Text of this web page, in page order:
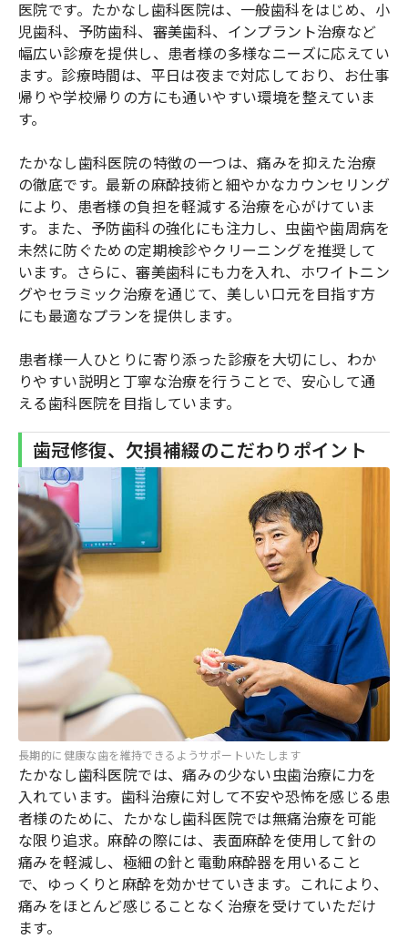
医院です。たかなし歯科医院は、一般歯科をはじめ、小
児歯科、予防歯科、審美歯科、インプラント治療など
幅広い診療を提供し、患者様の多様なニーズに応えてい
ます。診療時間は、平日は夜まで対応しており、お仕事
帰りや学校帰りの方にも通いやすい環境を整えていま
す。
たかなし歯科医院の特徴の一つは、痛みを抑えた治療
の徹底です。最新の麻酔技術と細やかなカウンセリング
により、患者様の負担を軽減する治療を心がけていま
す。また、予防歯科の強化にも注力し、虫歯や歯周病を
未然に防ぐための定期検診やクリーニングを推奨して
います。さらに、審美歯科にも力を入れ、ホワイトニン
グやセラミック治療を通じて、美しい口元を目指す方
にも最適なプランを提供します。
患者様一人ひとりに寄り添った診療を大切にし、わか
りやすい説明と丁寧な治療を行うことで、安心して通
える歯科医院を目指しています。
歯冠修復、欠損補綴のこだわりポイント
長期的に健康な歯を維持できるようサポートいたします
たかなし歯科医院では、痛みの少ない虫歯治療に力を
入れています。歯科治療に対して不安や恐怖を感じる患
者様のために、たかなし歯科医院では無痛治療を可能
な限り追求。麻酔の際には、表面麻酔を使用して針の
痛みを軽減し、極細の針と電動麻酔器を用いること
で、ゆっくりと麻酔を効かせていきます。これにより、
痛みをほとんど感じることなく治療を受けていただけ
ます。